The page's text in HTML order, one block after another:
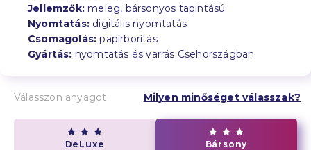
Jellemzők: meleg, bársonyos tapintású
Nyomtatás: digitális nyomtatás
Csomagolás: papírborítás
Gyártás: nyomtatás és varrás Csehországban
Válasszon anyagot Milyen minőséget válasszak?
DeLuxe
Bársony